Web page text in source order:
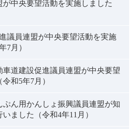
中央要望活動を実施しました
議員連盟が中央要望活動を実施
7月）
車道建設促進議員連盟が中央要望
和5年7月）
ぷん用かんしょ振興議員連盟が知
ました（令和4年11月）